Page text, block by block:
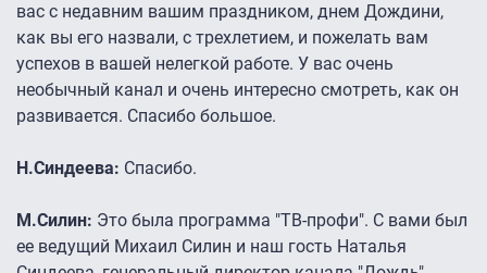
вас с недавним вашим праздником, днем Дождини,
как вы его назвали, с трехлетием, и пожелать вам
успехов в вашей нелегкой работе. У вас очень
необычный канал и очень интересно смотреть, как он
развивается. Спасибо большое.
Н.Синдеева: Спасибо.
М.Силин: Это была программа "ТВ-профи". С вами был
ее ведущий Михаил Силин и наш гость Наталья